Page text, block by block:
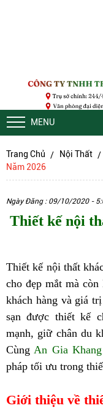
MENU
Trang Chủ Nội Thất
Năm 2026
Ngày Đăng : 09/10/2020 -
Thiết kế nội
Thiết kế nội thất
cho đẹp mắt mà
khách hàng và giá
sạn được thiết kế
mạnh, giữ chân du
Cùng An Gia Khang
pháp tối ưu trong
Giới thiệu về